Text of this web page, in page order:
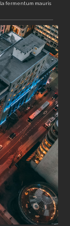
fermentum mauris